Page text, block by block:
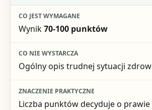
Wynik70-100 punktów
Ogólny opis trudnej sytuacji
Liczba punktów decyduje o